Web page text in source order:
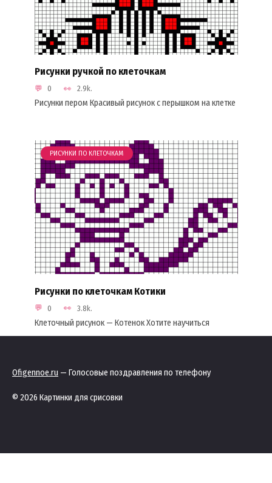
Рисунки ручкой по клеточкам
0 2.9k.
Рисунки пером Красивый рисунок с перышком на клетке
РИСУНКИ ПО КЛЕТОЧКАМ
Рисунки по клеточкам Котики
0 3.8k.
Клеточный рисунок — Котенок Хотите научиться
Ofigennoe.ru — Голосовые поздравления по телефону
© 2026 Картинки для срисовки